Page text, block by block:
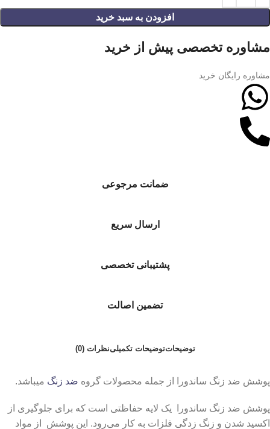
افزودن به سبد خرید
مشاوره تخصصی پیش از خرید
مشاوره رایگان خرید
ضمانت مرجوعی
ارسال سریع
پشتیبانی تخصصی
تضمین اصالت
توضیحاتتوضیحات تکمیلینظرات (0)
پوشش ضد زنگ ساندورا از جمله محصولات گروه ضد زنگ میباشد.
پوشش ضد زنگ ساندورا یک لایه حفاظتی است که برای جلوگیری از
اکسید شدن و زنگ زدگی فلزات به کار می‌رود. این پوشش ‌ از مواد